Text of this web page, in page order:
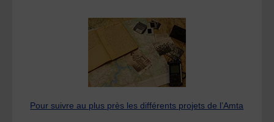
Pour suivre au plus près les différents projets de l’Amta